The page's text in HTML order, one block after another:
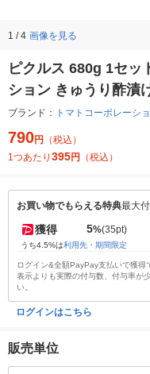
1 / 4 画像を見る
ピクルス 680g 1セッ
ション きゅうり酢漬
ブランド： トマトコーポレーシ
790円
（税込）
1つあたり 395円 （税込）
お買い物でもらえる特典最大
獲得 5%(35pt)
うち4.5%は利用先・期間限定
ログイン&全額PayPay支払いで獲得
表示よりも実際の付与数、付与率が
い。
ログインはこちら
販売単位